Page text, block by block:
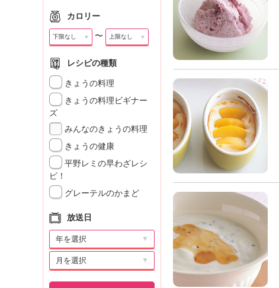
カロリー
▼ 〜 ▼
レシピの種類
きょうの料理
きょうの料理ビギナー
ズ
みんなのきょうの料理
きょうの健康
平野レミの早わざレシ
ピ！
グレーテルのかまど
放送日
▼
▼